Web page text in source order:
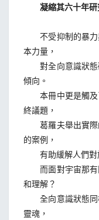
凝縮其六十年研
不受抑制的暴力
本力量，
對全向意識狀態
傾向。
本冊中更是觸及
終議題，
葛羅夫舉出實際
的案例，
有助緩解人們對
而面對宇宙那有
和理解？
全向意識狀態同
靈魂，